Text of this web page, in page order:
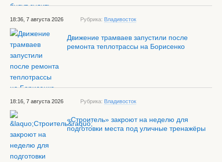
18:36, 7 августа 2026 Рубрика: Владивосток
Движение трамваев запустили после
ремонта теплотрассы на Борисенко
18:16, 7 августа 2026 Рубрика: Владивосток
«Строитель» закроют на неделю для
подготовки места под уличные тренажёры